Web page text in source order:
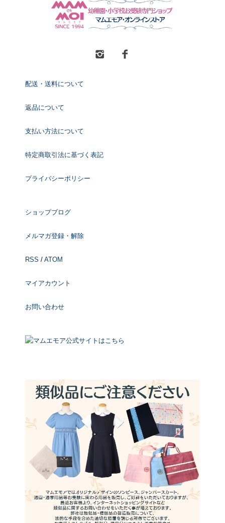
配送・送料について
返品について
支払い方法について
特定商取引法に基づく表記
プライバシーポリシー
ショップブログ
メルマガ登録・解除
RSS / ATOM
マイアカウント
お問い合わせ
マムエモア公式サイトはこちら